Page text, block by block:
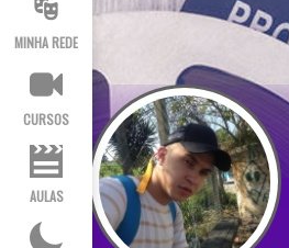
MINHA REDE
CURSOS
AULAS